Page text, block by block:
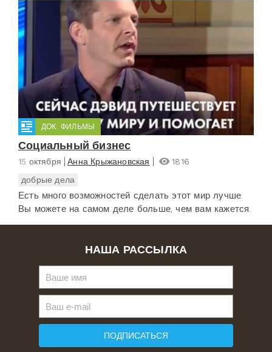
ДОК. ФИЛЬМЫ
Социальный бизнес
15 октября Анна Крыжановская
1816
добрые дела
Есть много возможностей сделать этот мир лучше.
Вы можете на самом деле больше, чем вам кажется.
НАША РАССЫЛКА
ПОДПИСАТЬСЯ